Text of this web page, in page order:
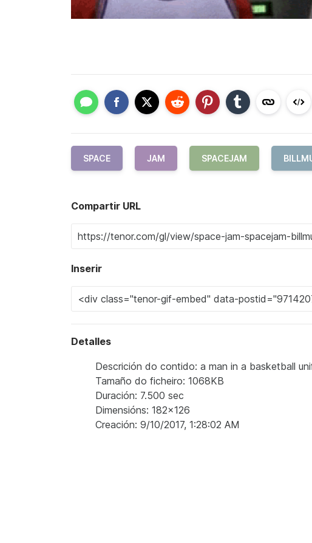
SPACE JAM SPACEJAM
Compartir URL
Inserir
Detalles
Descrición do contido: a man in a basketball
Tamaño do ficheiro: 1068KB
Duración: 7.500 sec
Dimensións: 182x126
Creación: 9/10/2017, 1:28:02 AM